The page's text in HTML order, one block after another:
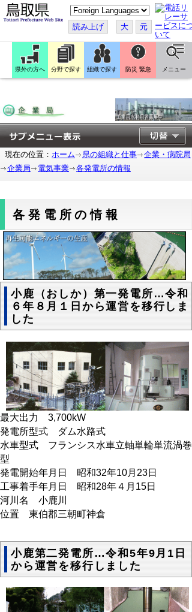
こ
の
ペ
ー
ジ
翻
訳
す
読み上げ 大 元
県外の方へ 分野で探す 組織で探す 防災 緊急 メニュー
現在の位置： ホーム 県の組織と仕事
企業・病院局
企業局
電気事業 各発電所の情報
各発電所の情報
小鹿（おしか）第一発電所…令和
６年８月１日から運営を移行しま
した
最大出力 3,700kW
発電所型式 ダム水路式
水車型式 フランシス水車立軸単輪単流渦巻
型
発電開始年月日 昭和32年10月23日
工事着手年月日 昭和28年４月15日
河川名 小鹿川
位置 東伯郡三朝町神倉
小鹿第二発電所…令和5年9月1日
から運営を移行しました